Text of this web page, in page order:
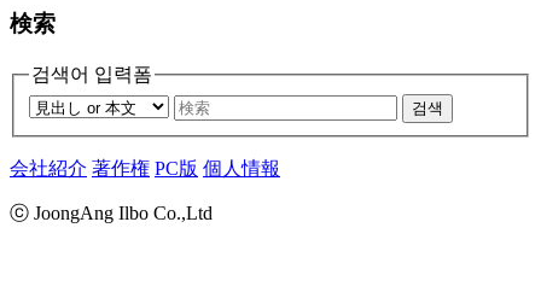
検索
검색어 입력폼
검색
会社紹介 著作権 PC版 個人情報
ⓒ JoongAng Ilbo Co.,Ltd